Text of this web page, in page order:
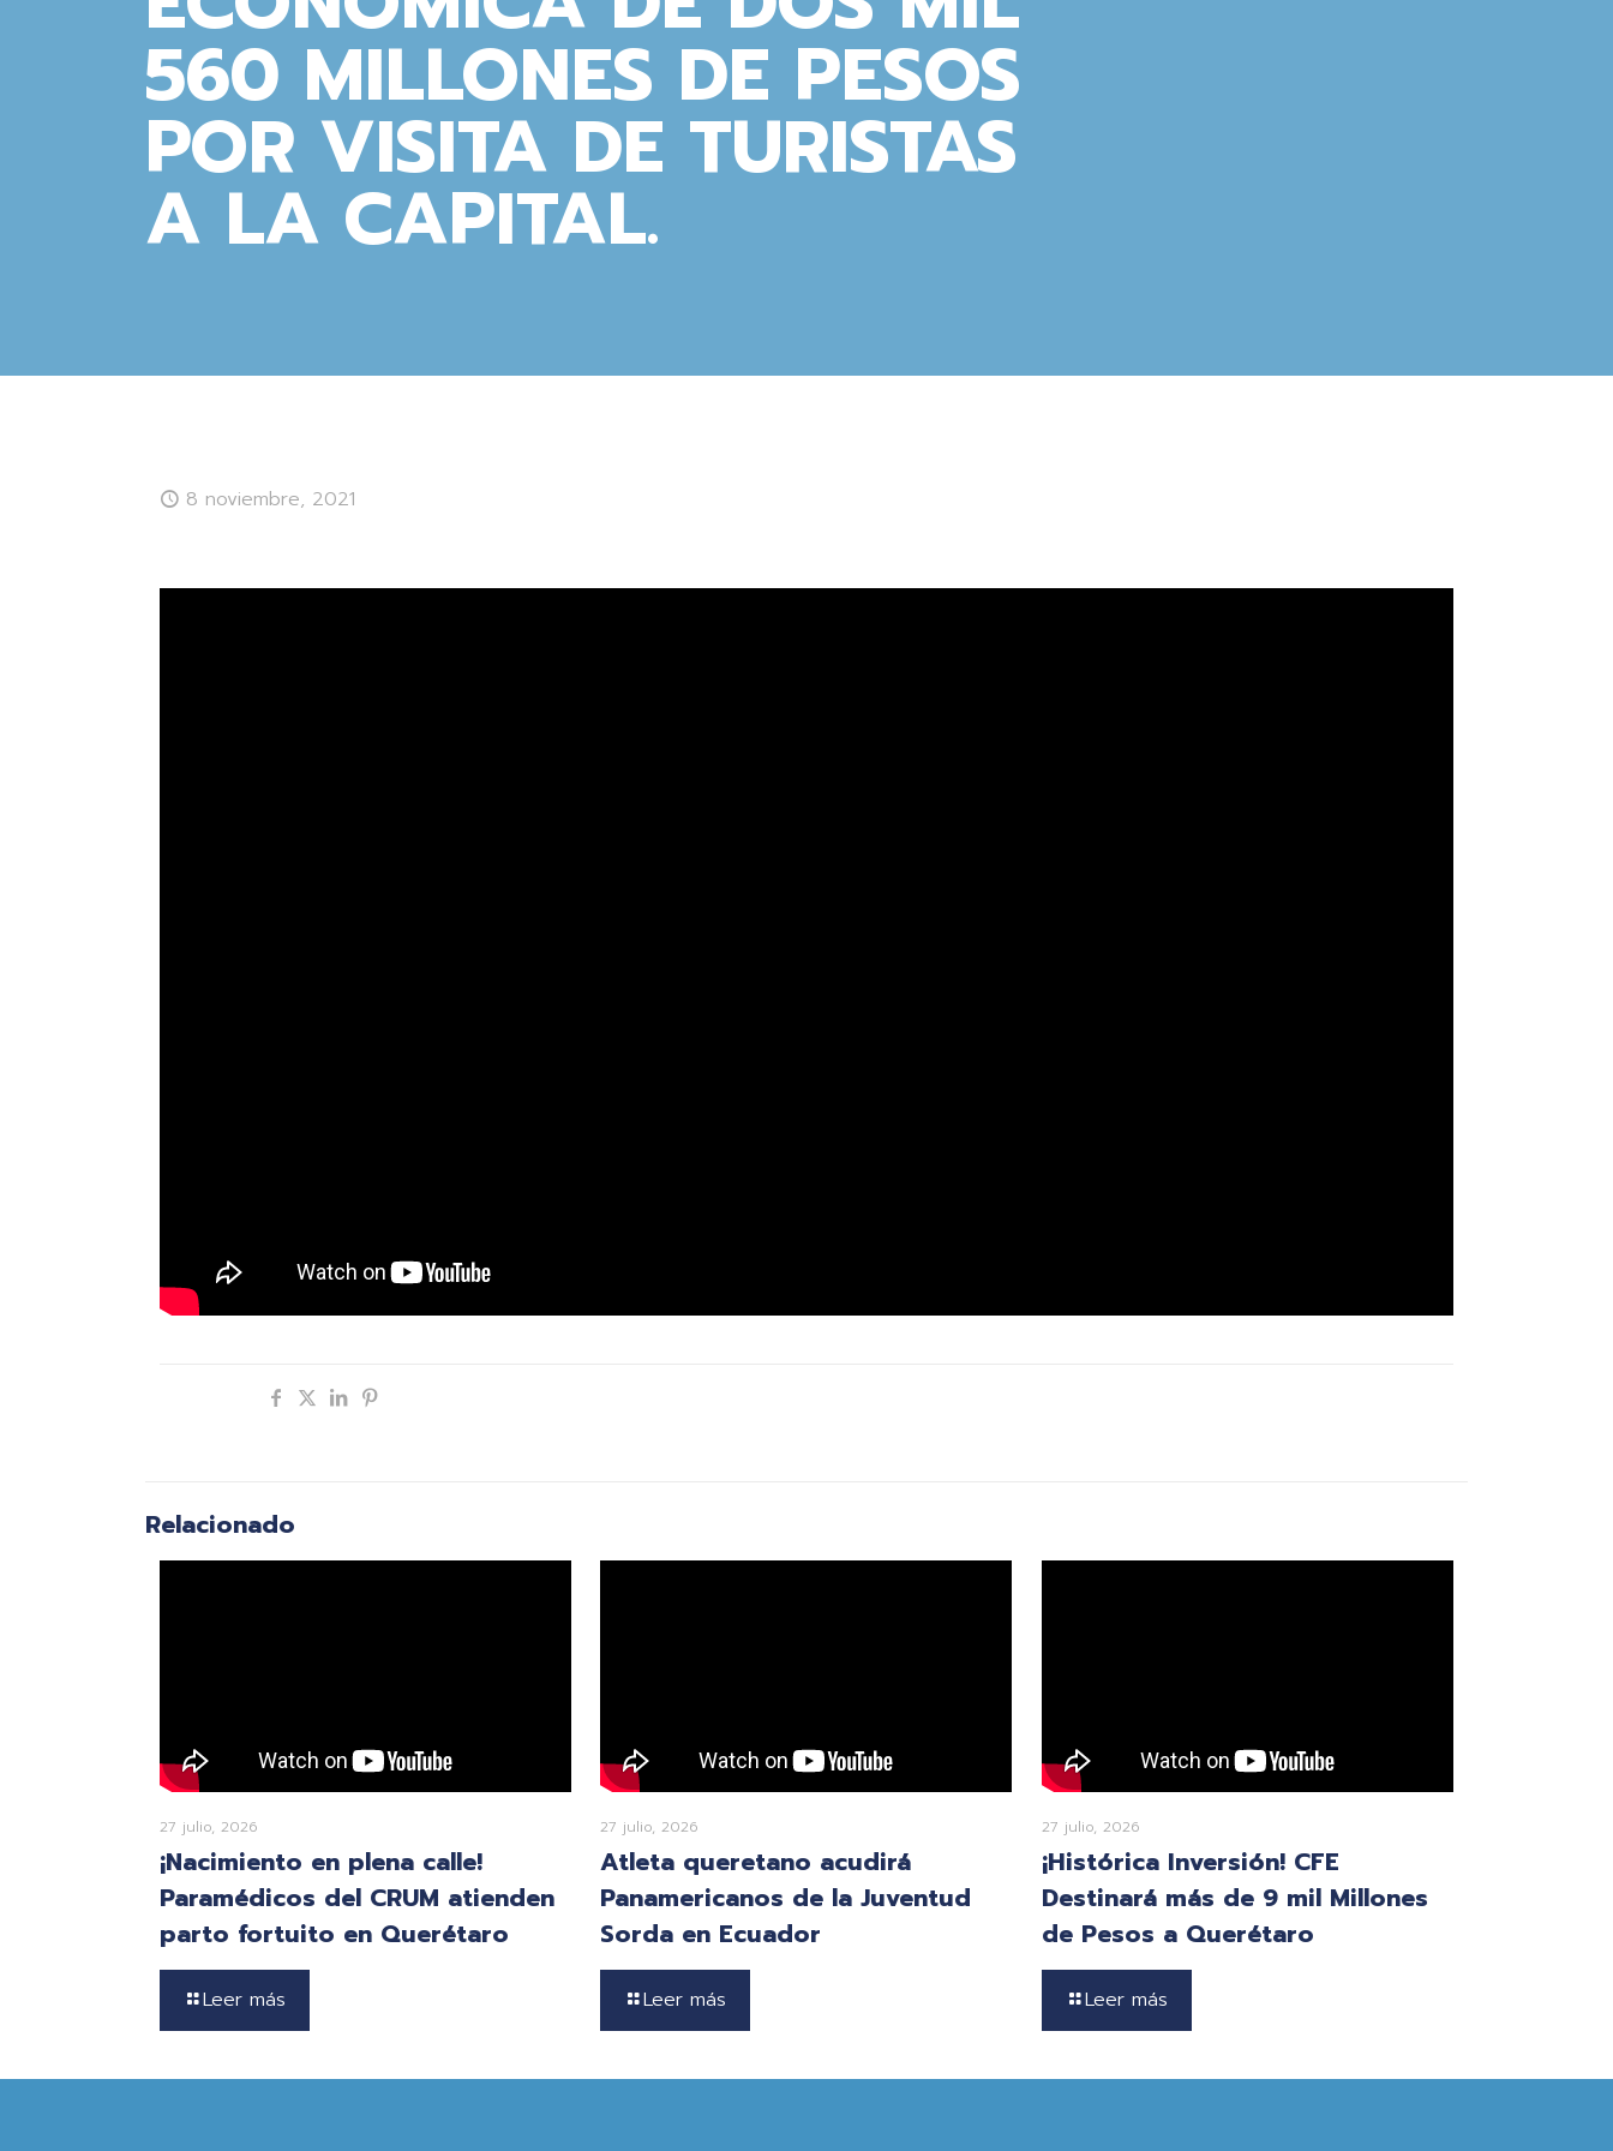
560 MILLONES DE PESOS
POR VISITA DE TURISTAS
A LA CAPITAL.
8 noviembre, 2021
Relacionado
27 julio, 2026
¡Nacimiento en plena calle!
Paramédicos del CRUM atienden
parto fortuito en Querétaro
Leer más
27 julio, 2026
Atleta queretano acudirá
Panamericanos de la Juventud
Sorda en Ecuador
Leer más
27 julio, 2026
¡Histórica Inversión! CFE
Destinará más de 9 mil Millones
de Pesos a Querétaro
Leer más